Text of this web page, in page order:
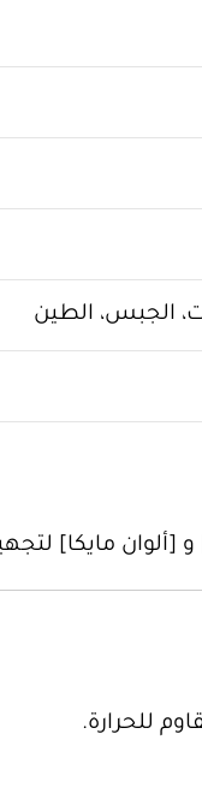
الجبس، الطين
[ألوان مايكا]